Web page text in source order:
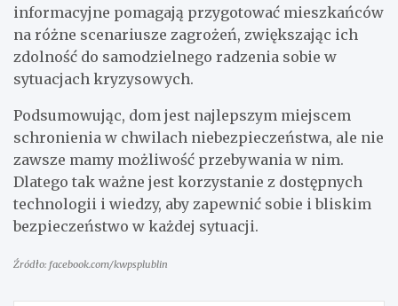
informacyjne pomagają przygotować mieszkańców
na różne scenariusze zagrożeń, zwiększając ich
zdolność do samodzielnego radzenia sobie w
sytuacjach kryzysowych.
Podsumowując, dom jest najlepszym miejscem
schronienia w chwilach niebezpieczeństwa, ale nie
zawsze mamy możliwość przebywania w nim.
Dlatego tak ważne jest korzystanie z dostępnych
technologii i wiedzy, aby zapewnić sobie i bliskim
bezpieczeństwo w każdej sytuacji.
Źródło: facebook.com/kwpsplublin